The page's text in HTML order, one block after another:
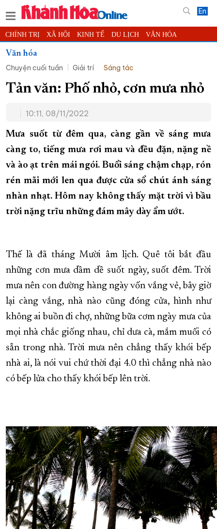
En
CHÍNH TRỊ XÃ HỘI KINH TẾ DU LỊCH VĂN HÓA
THỂ THAO
KHOA HỌC - CÔNG NGHỆ PHÁP LUẬT
THẾ GIỚI MULTIMEDIA VIDEO ĐỌC BÁO ONLINE
QUY HOẠCH TỈNH KHÁNH HÒA
TRƯỜNG SA BIỂN ĐẢO QUÊ HƯƠNG
CHUNG TAY CẢI CÁCH HÀNH CHÍNH
XÂY DỰNG NÔNG THÔN MỚI LỊCH CẮT ĐIỆN
TÀU - XE - MÁY BAY
KỶ NIỆM 370 NĂM XÂY DỰNG VÀ PHÁT TRIỂN TỈNH KHÁNH HÒA
KHOẢNH KHẮC ĐẸP XỨ TRẦM
ĐẠI HỘI ĐẢNG CÁC CẤP TRANG CHỦ VỀ BÁO KHÁNH HÒA
Văn hóa
Chuyện cuối tuần
Giải trí Sáng tác
Tản văn: Phố nhỏ, cơn mưa nhỏ
10:11, 08/11/2022
Mưa suốt từ đêm qua, càng gần về sáng mưa
càng to, tiếng mưa rơi mau và đều đặn, nặng nề
và ào ạt trên mái ngói. Buổi sáng chậm chạp, rón
rén mãi mới len qua được cửa sổ chút ánh sáng
nhàn nhạt. Hôm nay không thấy mặt trời vì bầu
trời nặng trĩu những đám mây dày ẩm ướt.
Thế là đã tháng Mười âm lịch. Quê tôi bắt đầu
những cơn mưa dầm dề suốt ngày, suốt đêm. Trời
mưa nên con đường hàng ngày vốn vắng vẻ, bây giờ
lại càng vắng, nhà nào cũng đóng cửa, hình như
không ai buồn đi chợ, những bữa cơm ngày mưa của
mọi nhà chắc giống nhau, chỉ dưa cà, mắm muối có
sẵn trong nhà. Trời mưa nên chẳng thấy khói bếp
nhà ai, là nói vui chứ thời đại 4.0 thì chẳng nhà nào
có bếp lửa cho thấy khói bếp lên trời.